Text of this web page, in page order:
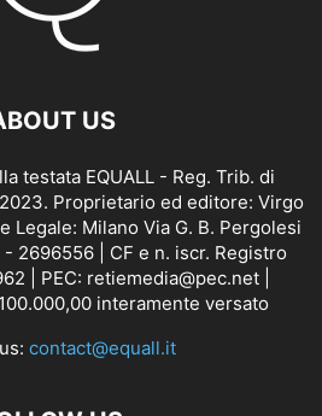
US
testata EQUALL - Reg. Trib. di
Proprietario ed editore: Virgo
Legale: Milano Via G. B. Pergolesi
- 2696556 | CF e n. iscr. Registro
| PEC: retiemedia@pec.net |
interamente versato
contact@equall.it